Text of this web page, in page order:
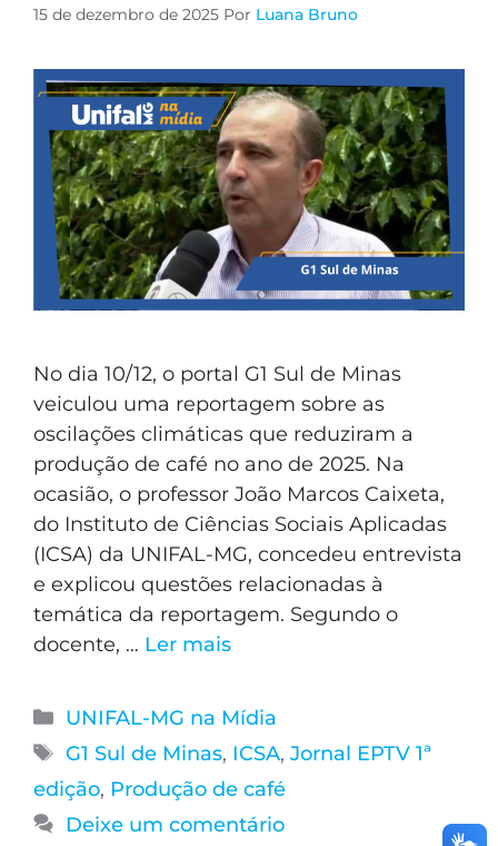
15 de dezembro de 2025 Por Luana Bruno
No dia 10/12, o portal G1 Sul de Minas
veiculou uma reportagem sobre as
oscilações climáticas que reduziram a
produção de café no ano de 2025. Na
ocasião, o professor João Marcos Caixeta,
do Instituto de Ciências Sociais Aplicadas
(ICSA) da UNIFAL-MG, concedeu entrevista
e explicou questões relacionadas à
temática da reportagem. Segundo o
docente, … Ler mais
UNIFAL-MG na Mídia
G1 Sul de Minas, ICSA, Jornal EPTV 1ª
edição, Produção de café
Deixe um comentário